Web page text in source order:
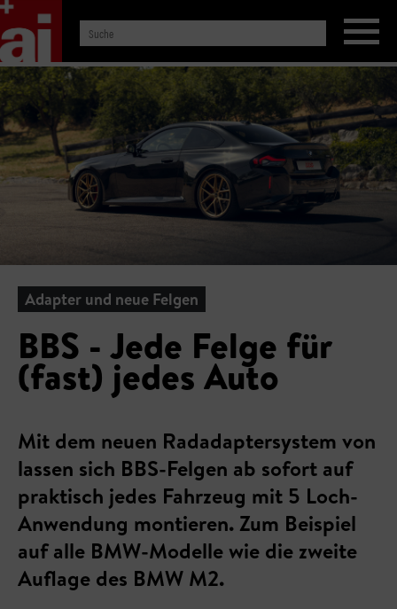
Adapter und neue Felgen
BBS - Jede Felge für
(fast) jedes Auto
Mit dem neuen Radadaptersystem von
lassen sich BBS-Felgen ab sofort auf
praktisch jedes Fahrzeug mit 5 Loch-
Anwendung montieren. Zum Beispiel
auf alle BMW-Modelle wie die zweite
Auflage des BMW M2.